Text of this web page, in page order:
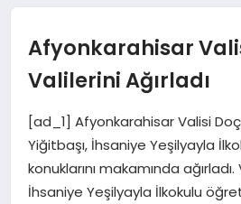
EĞITIM
DÜNYA
Afyonkarahisar
Valilerini Ağırladı
[ad_1] Afyonkarahisar Valisi
Yiğitbaşı, İhsaniye Yeşilyayla
konuklarını makamında
İhsaniye Yeşilyayla İlkokulu